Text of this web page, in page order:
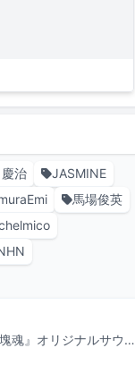
治
JASMINE
馬場俊英
音楽ファンに人気のアクションゲームシリーズ「塊魂」のサウンドトラック「『塊魂』オリジナルサウンドトラック‐塊フォルテッシシモ魂」および「『ワンス・アポン・ア・塊魂』オリジナルサウンドトラック‐塊ワンスアゲイン魂」がアナログ化。12月17日にリリースされる。